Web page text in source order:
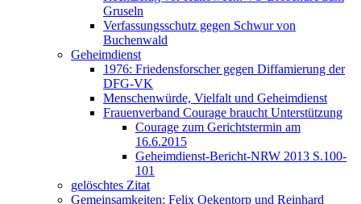
Gruseln
Verfassungsschutz gegen Schwur von
Buchenwald
Geheimdienst
1976: Friedensforscher gegen Diffamierung der
DFG-VK
Menschenwürde, Vielfalt und Geheimdienst
Frauenverband Courage braucht Unterstützung
Courage zum Gerichtstermin am
16.6.2015
Geheimdienst-Bericht-NRW 2013 S.100-
101
gelöschtes Zitat
Gemeinsamkeiten: Felix Oekentorp und Reinhard